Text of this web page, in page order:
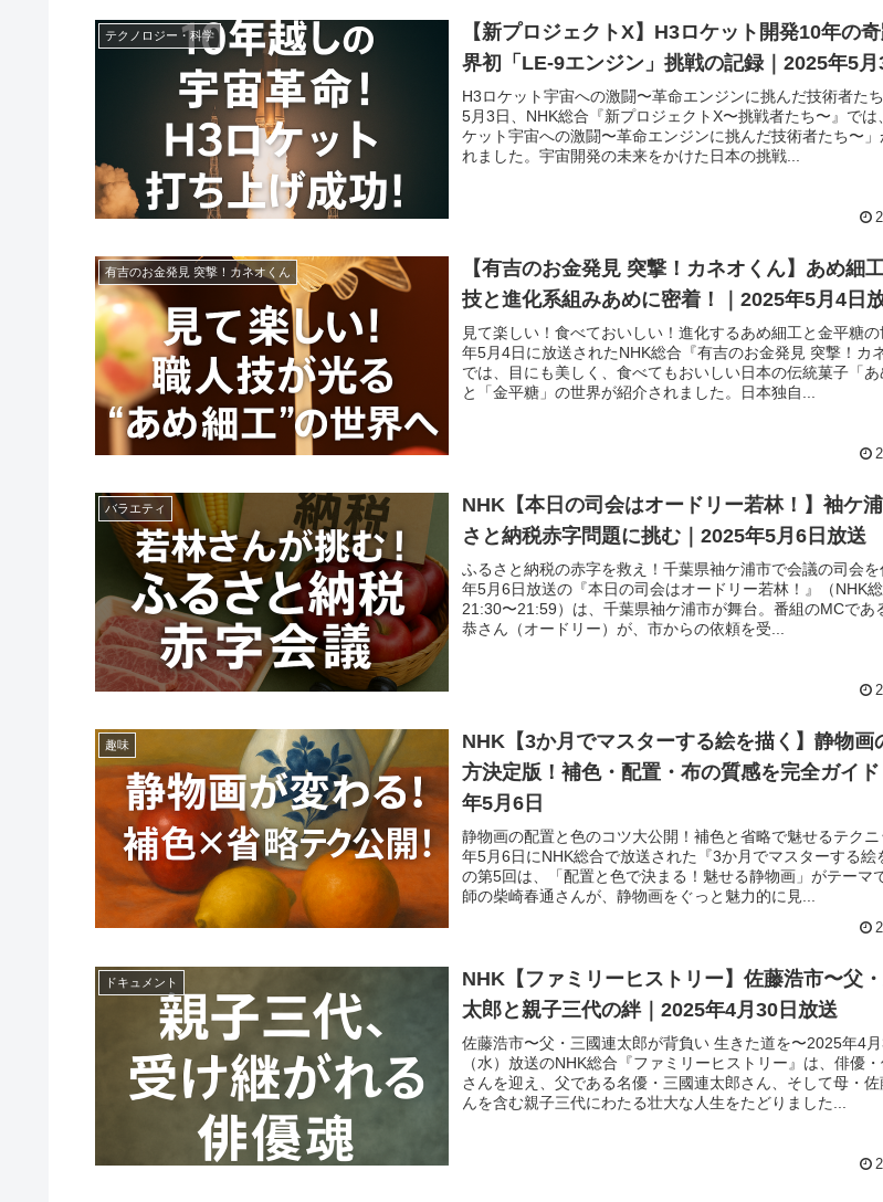
テクノロジー・科学
【新プロジェクトX】H3ロケット開発10年の
界初「LE-9エンジン」挑戦の記録｜2025年5月
H3ロケット宇宙への激闘〜革命エンジンに挑んだ技術者た
5月3日、NHK総合『新プロジェクトX〜挑戦者たち〜』では
ケット宇宙への激闘〜革命エンジンに挑んだ技術者たち〜」
れました。宇宙開発の未来をかけた日本の挑戦...
有吉のお金発見 突撃！カネオくん
【有吉のお金発見 突撃！カネオくん】あめ細
技と進化系組みあめに密着！｜2025年5月4日
見て楽しい！食べておいしい！進化するあめ細工と金平糖
年5月4日に放送されたNHK総合『有吉のお金発見 突撃！カ
では、目にも美しく、食べてもおいしい日本の伝統菓子「あ
と「金平糖」の世界が紹介されました。日本独自...
バラエティ
NHK【本日の司会はオードリー若林！】袖ケ
さと納税赤字問題に挑む｜2025年5月6日放送
ふるさと納税の赤字を救え！千葉県袖ケ浦市で会議の司会
年5月6日放送の『本日の司会はオードリー若林！』（NHK総
21:30〜21:59）は、千葉県袖ケ浦市が舞台。番組のMCであ
恭さん（オードリー）が、市からの依頼を受...
趣味
NHK【3か月でマスターする絵を描く】静物画
方決定版！補色・配置・布の質感を完全ガイ
年5月6日
静物画の配置と色のコツ大公開！補色と省略で魅せるテク
年5月6日にNHK総合で放送された『3か月でマスターする絵
の第5回は、「配置と色で決まる！魅せる静物画」がテーマ
師の柴崎春通さんが、静物画をぐっと魅力的に見...
ドキュメント
NHK【ファミリーヒストリー】佐藤浩市〜父
太郎と親子三代の絆｜2025年4月30日放送
佐藤浩市〜父・三國連太郎が背負い 生きた道を〜2025年4
（水）放送のNHK総合『ファミリーヒストリー』は、俳優
さんを迎え、父である名優・三國連太郎さん、そして母・佐
んを含む親子三代にわたる壮大な人生をたどりました...